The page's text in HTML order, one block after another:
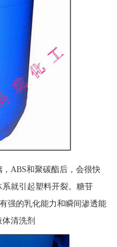
ABS和聚碳酯后，会很快
就引起塑料开裂。糖苷
强的乳化能力和瞬间渗透能
清洗剂